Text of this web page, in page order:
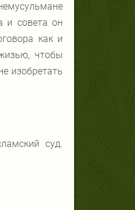
и совета он
как и
чтобы
изобретать
суд.